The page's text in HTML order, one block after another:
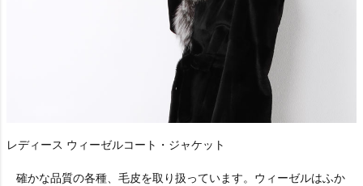
レディース ウィーゼルコート・ジャケット
確かな品質の各種、毛皮を取り扱っています。ウィーゼルはふか